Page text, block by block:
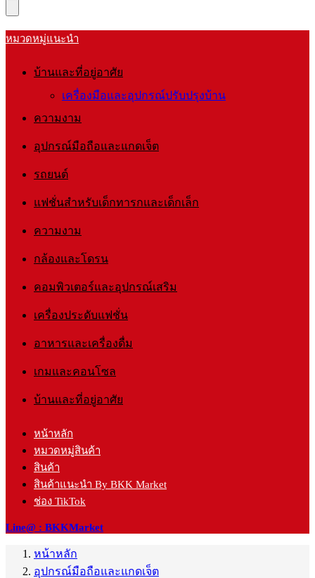
หมวดหมู่แนะนำ
บ้านและที่อยู่อาศัย
เครื่องมือและอุปกรณ์ปรับปรุงบ้าน
ความงาม
อุปกรณ์มือถือและแกดเจ็ต
รถยนต์
แฟชั่นสำหรับเด็กทารกและเด็กเล็ก
ความงาม
กล้องและโดรน
คอมพิวเตอร์และอุปกรณ์เสริม
เครื่องประดับแฟชั่น
อาหารและเครื่องดื่ม
เกมและคอนโซล
บ้านและที่อยู่อาศัย
หน้าหลัก
หมวดหมู่สินค้า
สินค้า
สินค้าแนะนำ By BKK Market
ช่อง TikTok
Line@ : BKKMarket
หน้าหลัก
อุปกรณ์มือถือและแกดเจ็ต